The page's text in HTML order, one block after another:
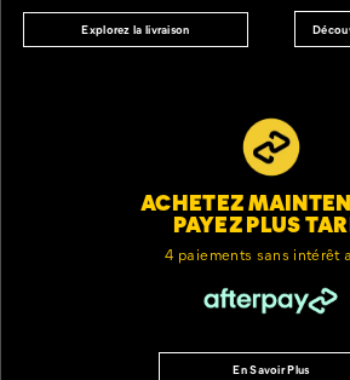
Explorez la livraison
ACHETEZ
PAYEZ PLUS
4 paiements sans intérêt
En Savoir Plus